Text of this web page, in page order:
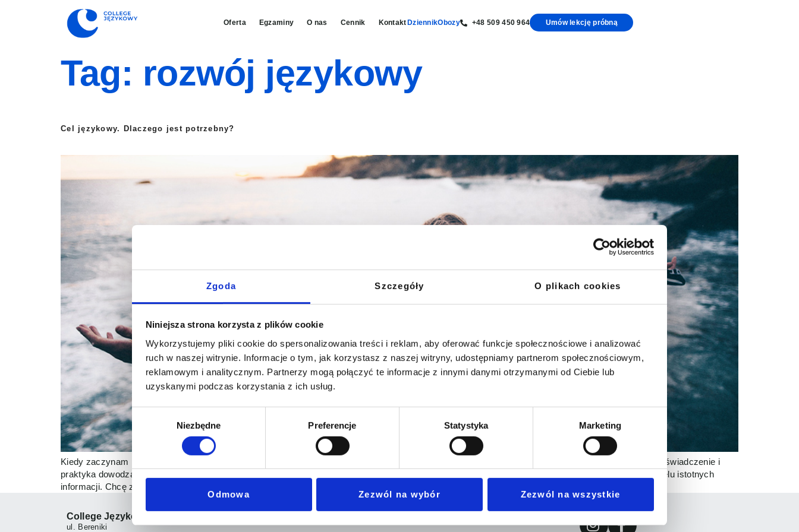
Zgoda Szczegóły O plikach cookies
Niniejsza strona korzysta z plików cookie
Wykorzystujemy pliki cookie do spersonalizowania treści i reklam, aby oferować funkcje społecznościowe i analizować
ruch w naszej witrynie. Informacje o tym, jak korzystasz z naszej witryny, udostępniamy partnerom społecznościowym,
reklamowym i analitycznym. Partnerzy mogą połączyć te informacje z innymi danymi otrzymanymi od Ciebie lub
uzyskanymi podczas korzystania z ich usług.
Wybór
zgody
Niezbędne Preferencje Statystyka Marketing
Odmowa Zezwól na wybór Zezwól na wszystkie
Oferta Egzaminy O nas Cennik Kontakt DziennikObozy +48 509 450 964 Umów lekcję próbną
Tag: rozwój językowy
Cel językowy. Dlaczego jest potrzebny?
Kiedy zaczynam pracę z nowym studentem, zawsze pytam go o powody jego nauki. Obok tego stawiam proste pytanie: Po co chcesz się uczyć? Doświadczenie i
praktyka dowodzą, że niewiele osób potrafi swój cel językowy sprecyzować. Odpowiedzi z reguły są niejasne, bardzo ogólne, zawiłe i pozbawione wielu istotnych
informacji. Chcę znać angielski. Chcę się dogadać. Firma […]
College Językowy
ul. Bereniki